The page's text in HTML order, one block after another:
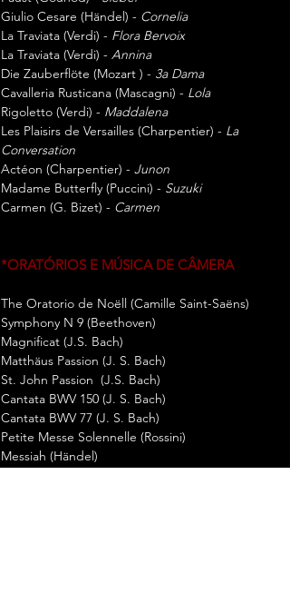
Giulio Cesare (Händel) - Cornelia
La Traviata (Verdi) - Flora Bervoix
La Traviata (Verdi) - Annina
Die Zauberflöte (Mozart ) - 3a Dama
Cavalleria Rusticana (Mascagni) - Lola
Rigoletto (Verdi) - Maddalena
Les Plaisirs de Versailles (Charpentier) - La
Conversation
Actéon (Charpentier) - Junon
Madame Butterfly (Puccini) - Suzuki
Carmen (G. Bizet) - Carmen
*ORATÓRIOS E MÚSICA DE CÂMERA
The Oratorio de Noëll (Camille Saint-Saëns)
Symphony N 9 (Beethoven)
Magnificat (J.S. Bach)
Matthäus Passion (J. S. Bach)
St. John Passion (J.S. Bach)
Cantata BWV 150 (J. S. Bach)
Cantata BWV 77 (J. S. Bach)
Petite Messe Solennelle (Rossini)
Messiah (Händel)